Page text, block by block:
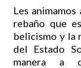
Les
rebaño que
belicismo y la
del Estado
manera a